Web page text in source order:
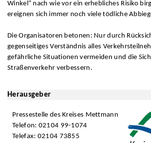
Winkel“ nach wie vor ein erhebliches Risiko
ereignen sich immer noch viele tödliche
Die Organisatoren betonen: Nur durch
gegenseitiges Verständnis alles
gefährliche Situationen vermeiden und die
Straßenverkehr verbessern.
Herausgeber
Pressestelle des Kreises Mettmann
Telefon: 02104 99-1074
Telefax: 02104 73855